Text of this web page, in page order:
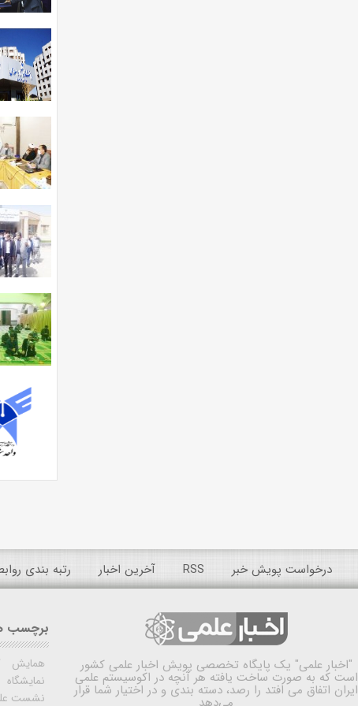
درخواست پویش خبر RSS آخرین اخبار رتبه بندی
"اخبار علمی" یک پایگاه تخصصی پویش اخبار علمی کشور
است که به صورت ساخت یافته هر آنچه در اکوسیستم علمی
ایران اتفاق می افتد را رصد، دسته بندی و در اختیار شما قرار
برچسب
همایش
نمایشگاه
نشست